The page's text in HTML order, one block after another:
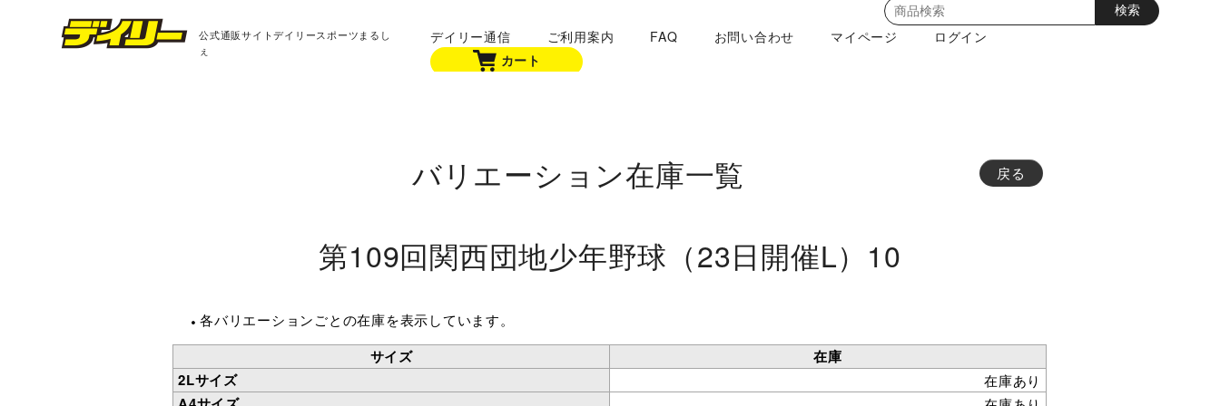
公式通販サイトデイリースポーツまるし
ぇ
デイリー通信 ご利用案内 FAQ お問い合わせ マイページ
ログイン
カート
バリエーション在庫一覧 戻る
第109回関西団地少年野球（23日開催L）10
各バリエーションごとの在庫を表示しています。
サイズ
在庫
2Lサイズ
在庫あり